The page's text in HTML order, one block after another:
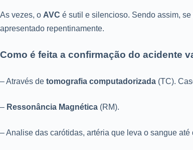
As vezes, o AVC é sutil e silencioso. Sendo assim,
apresentado repentinamente.
Como é feita a confirmação do acidente
– Através de tomografia computadorizada (TC).
– Ressonância Magnética (RM).
– Analise das carótidas, artéria que leva o sangue